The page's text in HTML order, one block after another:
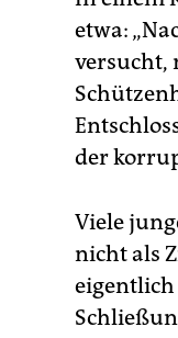
etwa:
versucht,
der
Viele
nicht als
eigentlich